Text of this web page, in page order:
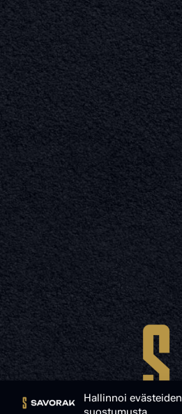
Hallinnoi evästeiden